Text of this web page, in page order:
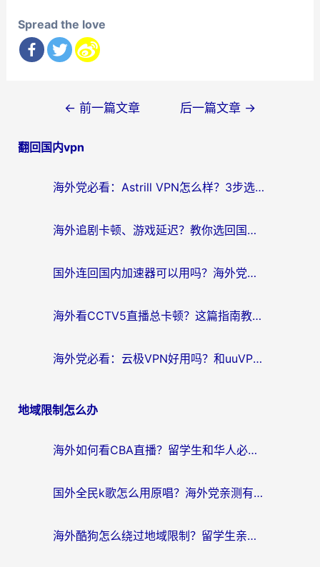
Spread the love
导
← 前一篇文章 后一篇文章 →
翻回国内vpn
海外党必看：Astrill VPN怎么样？3步选对回国加速器实现无缝刷剧玩游戏
海外追剧卡顿、游戏延迟？教你选回国加速器，附免费加速器试用一小时福利
国外连回国内加速器可以用吗？海外党亲测实用指南，解决追剧游戏卡顿难题
海外看CCTV5直播总卡顿？这篇指南教你选对回国加速器，无缝刷国内资源
海外党必看：云极VPN好用吗？和uuVPN对比哪个回国效果更好？附真实体验+避坑指南
地域限制怎么办
海外如何看CBA直播？留学生和华人必看的无卡顿观赛指南
国外全民k歌怎么用原唱？海外党亲测有效的回国加速解决方案
海外酷狗怎么绕过地域限制？留学生亲测有效的回国加速器选择指南